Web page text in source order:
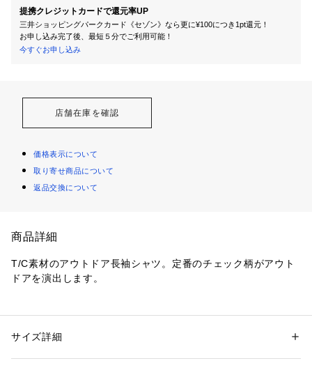
提携クレジットカードで還元率UP
三井ショッピングパークカード《セゾン》なら更に¥100につき1pt還元！
お申し込み完了後、最短５分でご利用可能！
今すぐお申し込み
店舗在庫を確認
価格表示について
取り寄せ商品について
返品交換について
商品詳細
T/C素材のアウトドア長袖シャツ。定番のチェック柄がアウト
ドアを演出します。
カテゴリー：
サイズ詳細